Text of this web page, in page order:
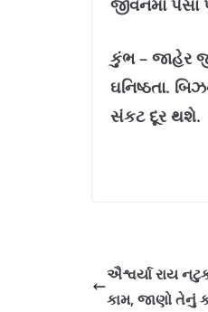
જીવનમાં પૈસા
કુંભ – જાહેર
ઘનિષ્ઠતા.
સંકટ દૂર થશે.
ઐશ્વર્યા રાય
કામ, જાણો તેનું